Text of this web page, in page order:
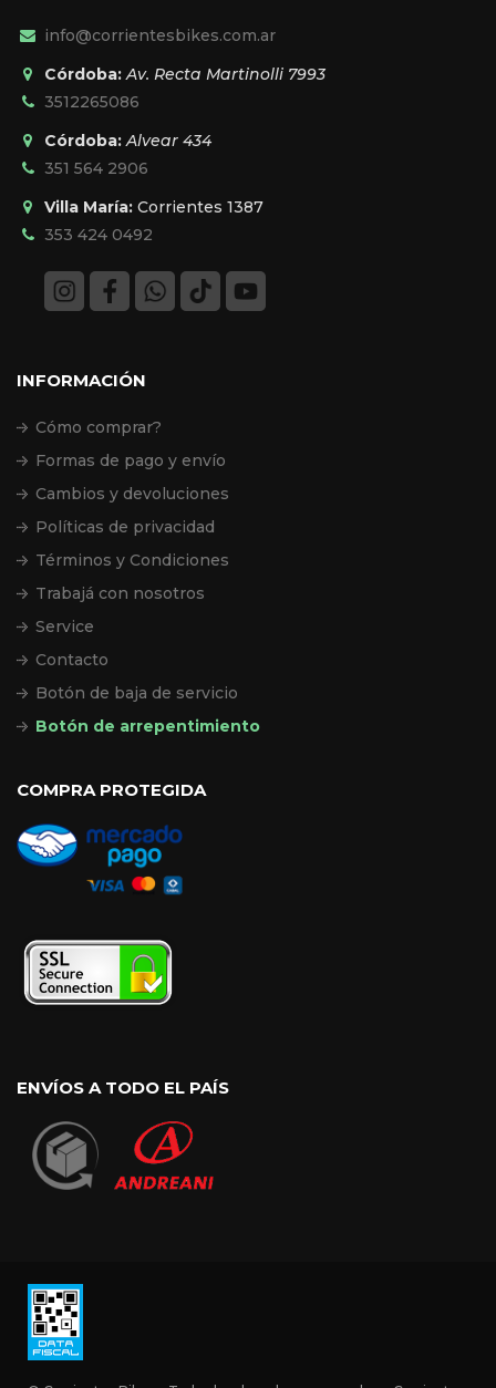
info@corrientesbikes.com.ar
Córdoba:Av. Recta Martinolli 7993
3512265086
Córdoba:Alvear 434
351 564 2906
Villa María: Corrientes 1387
353 424 0492
INFORMACIÓN
Cómo comprar?
Formas de pago y envío
Cambios y devoluciones
Políticas de privacidad
Términos y Condiciones
Trabajá con nosotros
Service
Contacto
Botón de baja de servicio
Botón de arrepentimiento
COMPRA PROTEGIDA
ENVÍOS A TODO EL PAÍS